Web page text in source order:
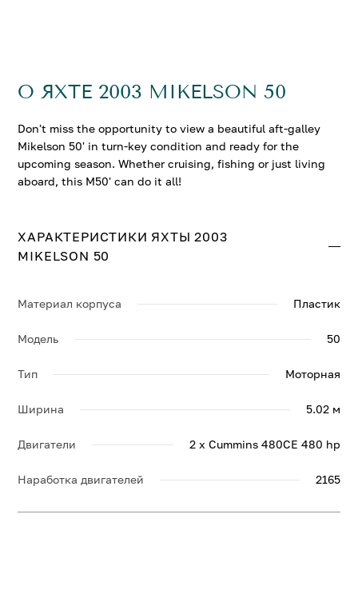
О ЯХТЕ 2003 MIKELSON 50
Don't miss the opportunity to view a beautiful aft-galley
Mikelson 50' in turn-key condition and ready for the
upcoming season. Whether cruising, fishing or just living
aboard, this M50' can do it all!
ХАРАКТЕРИСТИКИ ЯХТЫ 2003
MIKELSON 50
Материал корпуса Пластик
Модель 50
Тип Моторная
Ширина 5.02 м
Двигатели 2 x Cummins 480CE 480 hp
Наработка двигателей 2165